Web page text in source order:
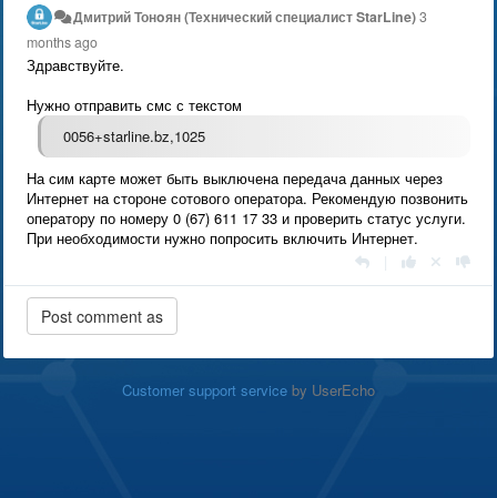
Дмитрий Тонoян (Технический специалист StarLine)3
months ago
Здравствуйте.
Нужно отправить смс с текстом
0056+starline.bz,1025
На сим карте может быть выключена передача данных через
Интернет на стороне сотового оператора. Рекомендую позвонить
оператору по номеру 0 (67) 611 17 33 и проверить статус услуги.
При необходимости нужно попросить включить Интернет.
Customer support service by UserEcho